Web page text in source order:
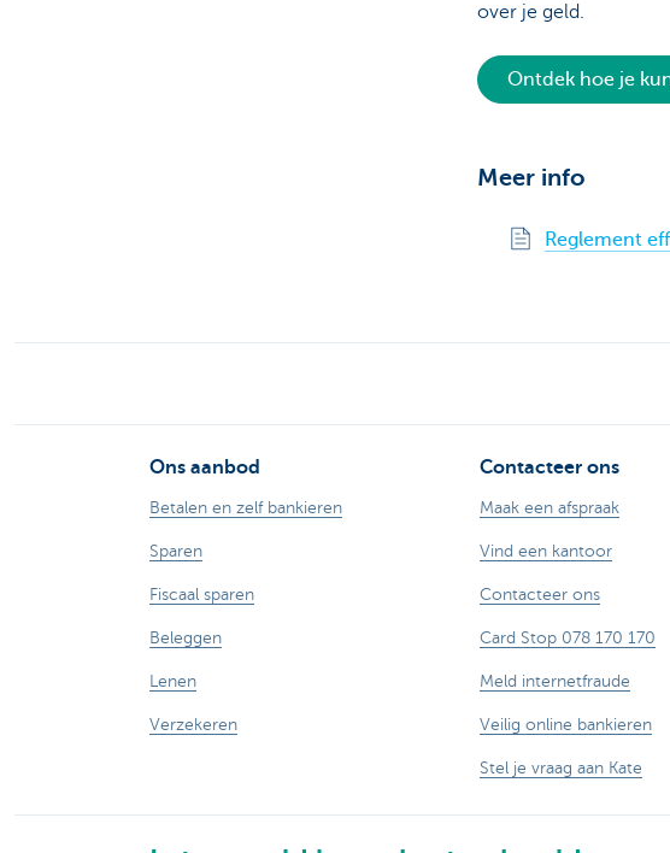
over je geld.
Ontdek hoe je
Meer info
Reglement
Ons aanbod
Betalen en zelf bankieren
Sparen
Fiscaal sparen
Beleggen
Lenen
Verzekeren
Contacteer ons
Maak een afspraak
Vind een kantoor
Contacteer ons
Card Stop 078 170 170
Meld internetfraude
Veilig online bankieren
Stel je vraag aan Kate